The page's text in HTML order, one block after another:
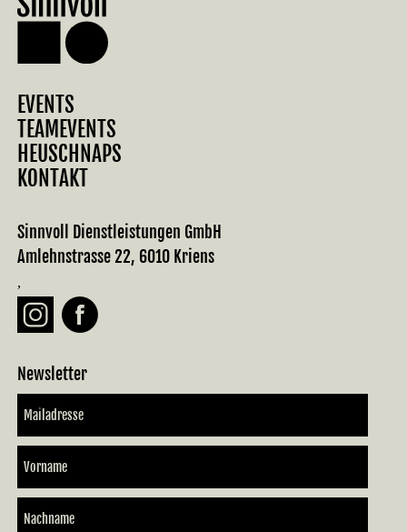
Sinnvoll Dienstleistungen GmbH
Amlehnstrasse 22, 6010 Kriens
,
EVENTS
TEAMEVENTS
HEUSCHNAPS
KONTAKT
Newsletter